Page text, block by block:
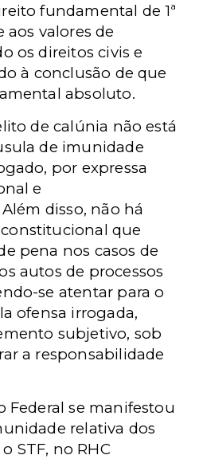
fundamental de 1ª
aos valores de
os direitos civis e
à conclusão de que
absoluto.
de calúnia não está
de imunidade
por expressa
e
disso, não há
que
pena nos casos de
autos de processos
se atentar para o
ofensa irrogada,
subjetivo, sob
a responsabilidade
Federal se manifestou
relativa dos
STF, no RHC